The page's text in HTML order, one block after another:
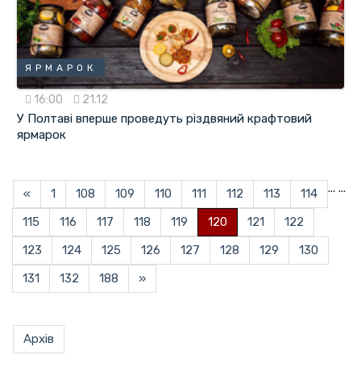
ЯРМАРОК
16:00 21.12
У Полтаві вперше проведуть різдвяний крафтовий
ярмарок
« 1 ...
108 109 110 111 112 113
114
115
116 117 118 119 120 121
122
123
124 125 126 127 128 129
130
131
132
...
188 »
Архів